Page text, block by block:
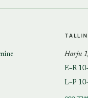
Harju
E–R
L–P